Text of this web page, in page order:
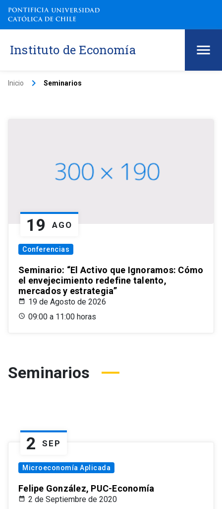
Instituto de Economía
Inicio keyboard_arrow_right Seminarios
19 AGO
Conferencias
Seminario: “El Activo que Ignoramos: Cómo
el envejecimiento redefine talento,
mercados y estrategia”
19 de Agosto de 2026
09:00 a 11:00 horas
Seminarios
2 SEP
Microeconomía Aplicada
Felipe González, PUC-Economía
2 de Septiembre de 2020